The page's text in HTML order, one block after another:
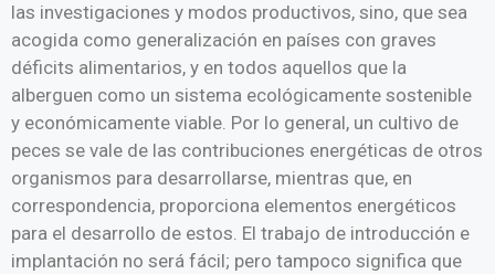
las investigaciones y modos productivos, sino, que sea
acogida como generalización en países con graves
déficits alimentarios, y en todos aquellos que la
alberguen como un sistema ecológicamente sostenible
y económicamente viable. Por lo general, un cultivo de
peces se vale de las contribuciones energéticas de otros
organismos para desarrollarse, mientras que, en
correspondencia, proporciona elementos energéticos
para el desarrollo de estos. El trabajo de introducción e
implantación no será fácil; pero tampoco significa que